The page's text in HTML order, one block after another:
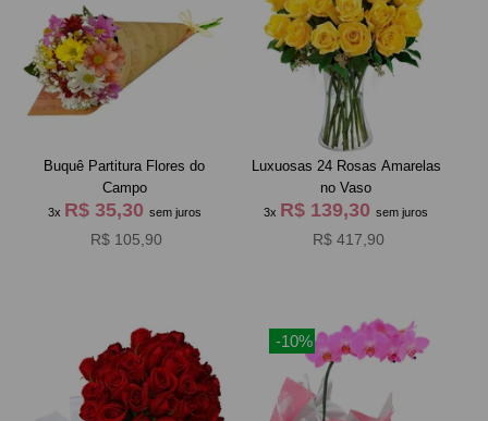
Buquê Partitura Flores do
Campo
3x R$ 35,30 sem juros
R$ 105,90
Luxuosas 24 Rosas Amarelas
no Vaso
3x R$ 139,30sem juros
R$ 417,90
-10%